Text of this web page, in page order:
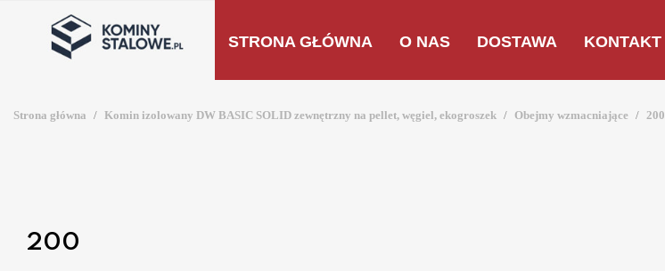
STRONA GŁÓWNA O NAS DOSTAWA KONTAKT
Strona główna Komin izolowany DW BASIC SOLID zewnętrzny na pellet, węgiel, ekogroszek Obejmy wzmacniające 200
200